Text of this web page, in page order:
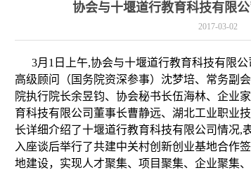
协会与十堰道行教育科技有限
2017-03-02
3月1日上午,协会与十堰道行教育科技有限
高级顾问（国务院资深参事）沈梦培、 常务副
院执行院长余昱钧、协会秘书长伍海林、企业
育科技有限公司董事长曹静远、湖北工业职业
长详细介绍了十堰道行教育科技有限公司情况,
入座谈后举行了共建中关村创新创业基地合作
地建设，实现人才聚集、项目聚集、企业聚集